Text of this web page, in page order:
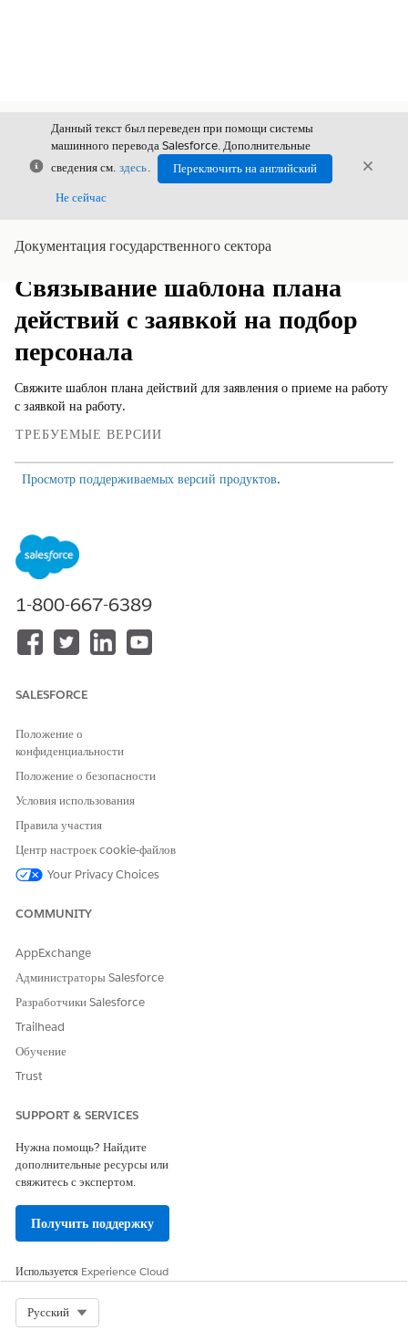
Закрыть
Данный текст был переведен при помощи системы
машинного перевода Salesforce. Дополнительные
сведения см. здесь.
Переключить на английский
Не сейчас
Документация государственного сектора
Показать содержание
Содержание
Связывание шаблона плана
действий с заявкой на подбор
персонала
Свяжите шаблон плана действий для заявления о приеме на работу
с заявкой на работу.
ТРЕБУЕМЫЕ ВЕРСИИ
Просмотр поддерживаемых версий продуктов.
Для связывания шаблона плана
действий с заявкой на набор:
В средстве запуска приложений найдите и откройте
персонала», а потом выберите запись.
Во вкладке сведений в шаблоне плана действий найдите и
выберите шаблон плана действий для заявки на работу.
Сохраните изменения.
ЭТА СТАТЬЯ РЕШИЛА ВАШУ ПРОБЛЕМУ?
1-800-667-6389
SALESFORCE
Положение о
конфиденциальности
Положение о безопасности
Условия использования
Правила участия
Центр настроек cookie-файлов
Your Privacy Choices
COMMUNITY
AppExchange
Администраторы Salesforce
Разработчики Salesforce
Trailhead
Обучение
Trust
SUPPORT & SERVICES
Нужна помощь? Найдите
дополнительные ресурсы или
свяжитесь с экспертом.
Получить поддержку
Используется Experience Cloud
Русский